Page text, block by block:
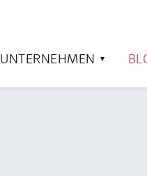
UNTERNEHMEN